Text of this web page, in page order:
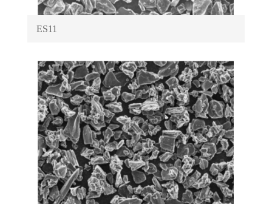
ES11